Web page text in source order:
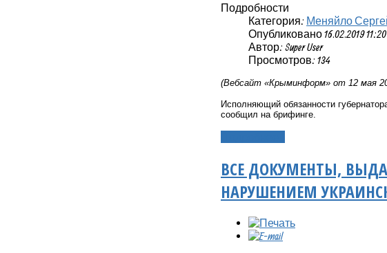
Подробности
Категория: Меняйло
Опубликовано 16.02.2019 11:20
Автор: Super User
Просмотров: 134
(Вебсайт «Крыминформ» от 12 мая
Исполняющий обязанности
сообщил на брифинге.
ВСЕ ДОКУМЕНТЫ,
НАРУШЕНИЕМ